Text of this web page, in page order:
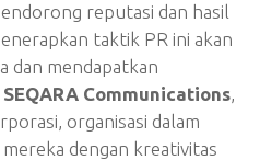
reputasi dan hasil
taktik PR ini akan
dan mendapatkan
SEQARA Communications,
organisasi dalam
dengan kreativitas